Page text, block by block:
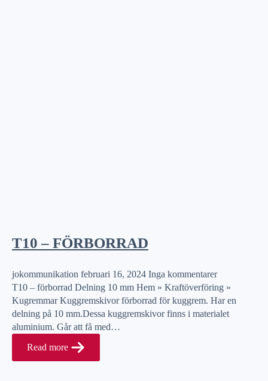
T10 – FÖRBORRAD
jokommunikation februari 16, 2024 Inga kommentarer
T10 – förborrad Delning 10 mm Hem » Kraftöverföring »
Kugremmar Kuggremskivor förborrad för kuggrem. Har en
delning på 10 mm.Dessa kuggremskivor finns i materialet
aluminium. Går att få med…
Read more